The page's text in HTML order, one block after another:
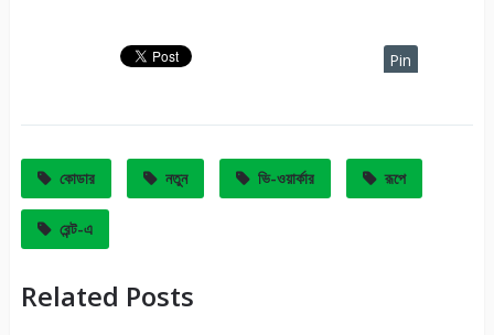
Pin
কোডার নতুন ভি-ওয়ার্কার রূপে
রেন্ট-এ
Related Posts